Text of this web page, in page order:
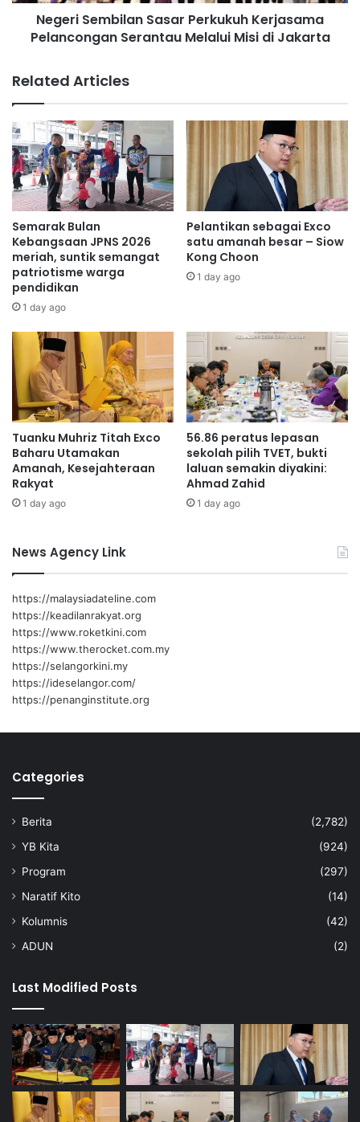
i
k
a
r
a
f
l
n
g
k
a
n
m
o
n
s
o
o
n
d
i
K
a
u
n
n
S
a
s
a
r
P
e
r
k
u
k
u
h
e
r
a
s
a
m
a
P
e
l
c
o
n
g
a
n
S
e
r
u
l
a
u
i
s
J
a
k
a
r
t
a
Negeri Sembilan Sasar Perkukuh Kerjasama
Pelancongan Serantau Melalui Misi di Jakarta
Related Articles
Semarak Bulan
Kebangsaan JPNS 2026
meriah, suntik semangat
patriotisme warga
pendidikan
1 day ago
Pelantikan sebagai Exco
satu amanah besar – Siow
Kong Choon
1 day ago
Tuanku Muhriz Titah Exco
Baharu Utamakan
Amanah, Kesejahteraan
Rakyat
1 day ago
56.86 peratus lepasan
sekolah pilih TVET, bukti
laluan semakin diyakini:
Ahmad Zahid
1 day ago
News Agency Link
https://malaysiadateline.com
https://keadilanrakyat.org
https://www.roketkini.com
https://www.therocket.com.my
https://selangorkini.my
https://ideselangor.com/
https://penanginstitute.org
Categories
Berita
(2,782)
YB Kita
(924)
Program
(297)
Naratif Kito
(14)
Kolumnis
(42)
ADUN
(2)
Last Modified Posts